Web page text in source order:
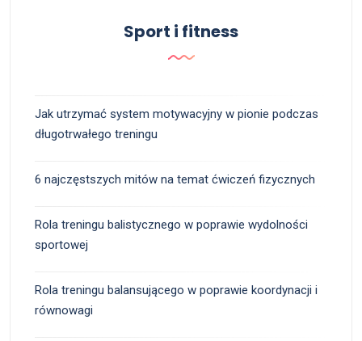
Sport i fitness
Jak utrzymać system motywacyjny w pionie podczas
długotrwałego treningu
6 najczęstszych mitów na temat ćwiczeń fizycznych
Rola treningu balistycznego w poprawie wydolności
sportowej
Rola treningu balansującego w poprawie koordynacji i
równowagi